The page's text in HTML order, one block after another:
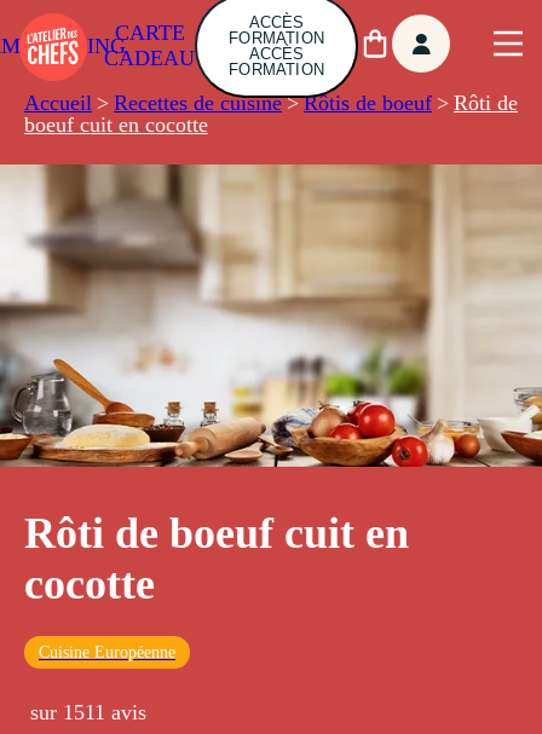
CARTE
CADEAU
ACCÈS
FORMATION
ACCÈS
FORMATION
Accueil > Recettes de cuisine > Rôtis de boeuf > Rôti de
boeuf cuit en cocotte
Rôti de boeuf cuit en
cocotte
Cuisine Européenne
sur 1511 avis